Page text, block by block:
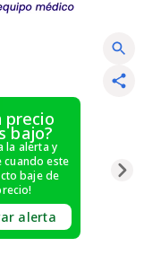
precio
bajo?
la alerta y
cuando este
baje de
alerta